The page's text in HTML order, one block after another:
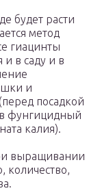
будет расти
метод
гиацинты
в саду и в
и
посадкой
фунгицидный
калия).
выращивании
количество,